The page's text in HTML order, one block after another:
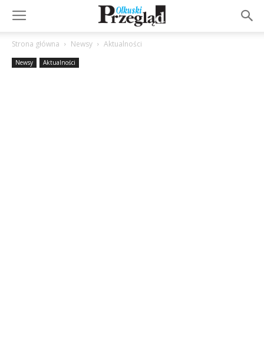
Strona główna Newsy Aktualności
Newsy Aktualności